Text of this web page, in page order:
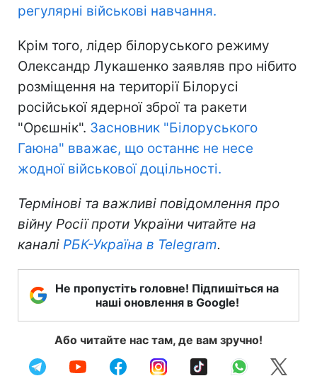
регулярні військові навчання.
Крім того, лідер білоруського режиму
Олександр Лукашенко заявляв про нібито
розміщення на території Білорусі
російської ядерної зброї та ракети
"Орєшнік". Засновник "Білоруського
Гаюна" вважає, що останнє не несе
жодної військової доцільності.
Термінові та важливі повідомлення про
війну Росії проти України читайте на
каналі РБК-Україна в Telegram.
Не пропустіть головне! Підпишіться на
наші оновлення в Google!
Або читайте нас там, де вам зручно!